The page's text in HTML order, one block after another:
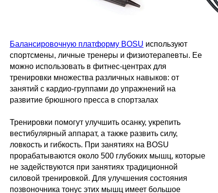
Балансировочную платформу BOSU используют
спортсмены, личные тренеры и физиотерапевты. Ее
можно использовать в фитнес-центрах для
тренировки множества различных навыков: от
занятий с кардио-группами до упражнений на
развитие брюшного пресса в спортзалах
Тренировки помогут улучшить осанку, укрепить
вестибулярный аппарат, а также развить силу,
ловкость и гибкость. При занятиях на BOSU
прорабатываются около 500 глубоких мышц, которые
не задействуются при занятиях традиционной
силовой тренировкой. Для улучшения состояния
позвоночника тонус этих мышц имеет большое